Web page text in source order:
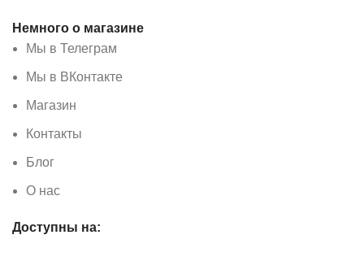
Немного о магазине
Мы в Телеграм
Мы в ВКонтакте
Магазин
Контакты
Блог
О нас
Доступны на: